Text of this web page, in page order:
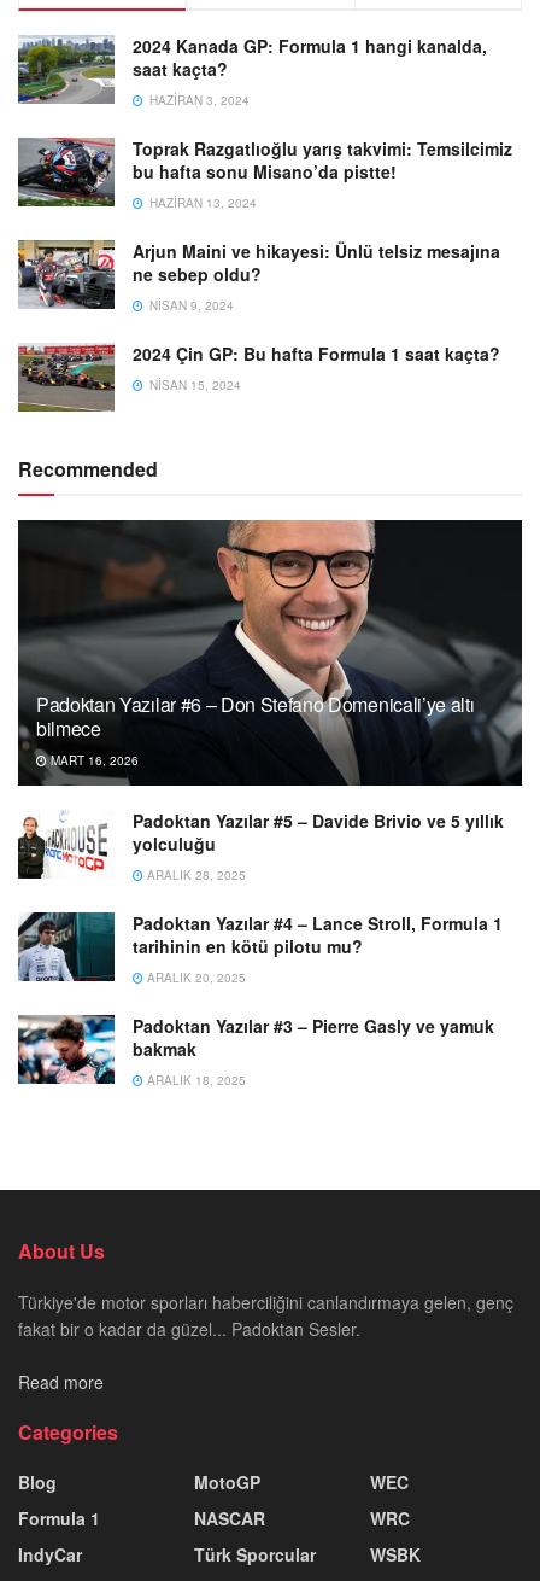
2024 Kanada GP: Formula 1 hangi kanalda,
saat kaçta?
HAZIRAN 3, 2024
Toprak Razgatlıoğlu yarış takvimi: Temsilcimiz
bu hafta sonu Misano’da pistte!
HAZIRAN 13, 2024
Arjun Maini ve hikayesi: Ünlü telsiz mesajına
ne sebep oldu?
NISAN 9, 2024
2024 Çin GP: Bu hafta Formula 1 saat kaçta?
NISAN 15, 2024
Recommended
Padoktan Yazılar #6 – Don Stefano Domenicali’ye altı
bilmece
MART 16, 2026
Padoktan Yazılar #5 – Davide Brivio ve 5 yıllık
yolculuğu
ARALIK 28, 2025
Padoktan Yazılar #4 – Lance Stroll, Formula 1
tarihinin en kötü pilotu mu?
ARALIK 20, 2025
Padoktan Yazılar #3 – Pierre Gasly ve yamuk
bakmak
ARALIK 18, 2025
About Us
Türkiye'de motor sporları haberciliğini canlandırmaya gelen, genç
fakat bir o kadar da güzel... Padoktan Sesler.
Read more
Categories
Blog
Formula 1
IndyCar
MotoGP
NASCAR
Türk Sporcular
WEC
WRC
WSBK